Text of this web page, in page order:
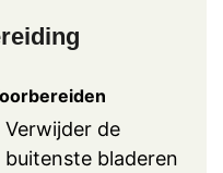
Verwijder de
buitenste bladeren